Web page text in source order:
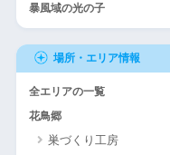
暴風域の光の子
場所・エリア情報
全エリアの一覧
花鳥郷
巣づくり工房